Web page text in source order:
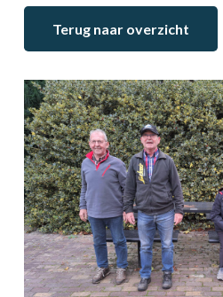
Terug naar overzicht